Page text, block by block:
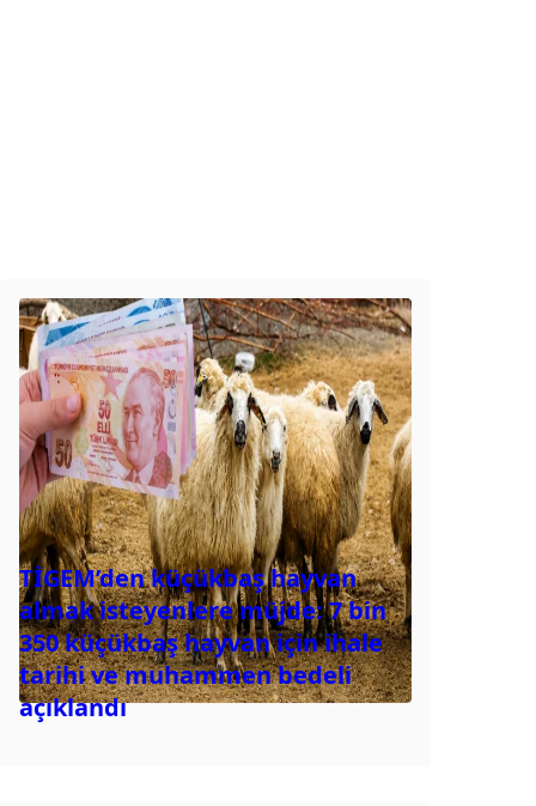
TİGEM’den küçükbaş hayvan
almak isteyenlere müjde: 7 bin
350 küçükbaş hayvan için ihale
tarihi ve muhammen bedeli
açıklandı